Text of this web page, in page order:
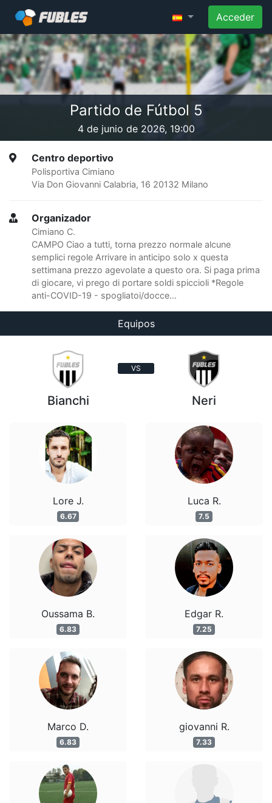
Acceder
Partido de Fútbol 5
4 de junio de 2026, 19:00
Centro deportivo
Polisportiva Cimiano
Via Don Giovanni Calabria, 16 20132 Milano
Organizador
Cimiano C.
CAMPO Ciao a tutti, torna prezzo normale alcune
semplici regole Arrivare in anticipo solo x questa
settimana prezzo agevolate a questo ora. Si paga prima
di giocare, vi prego di portare soldi spiccioli *Regole
anti-COVID-19 - spogliatoi/docce...
Equipos
VS
Bianchi
Lore J.
6.67
Oussama B.
6.83
Marco D.
6.83
Neri
Luca R.
7.5
Edgar R.
7.25
giovanni R.
7.33